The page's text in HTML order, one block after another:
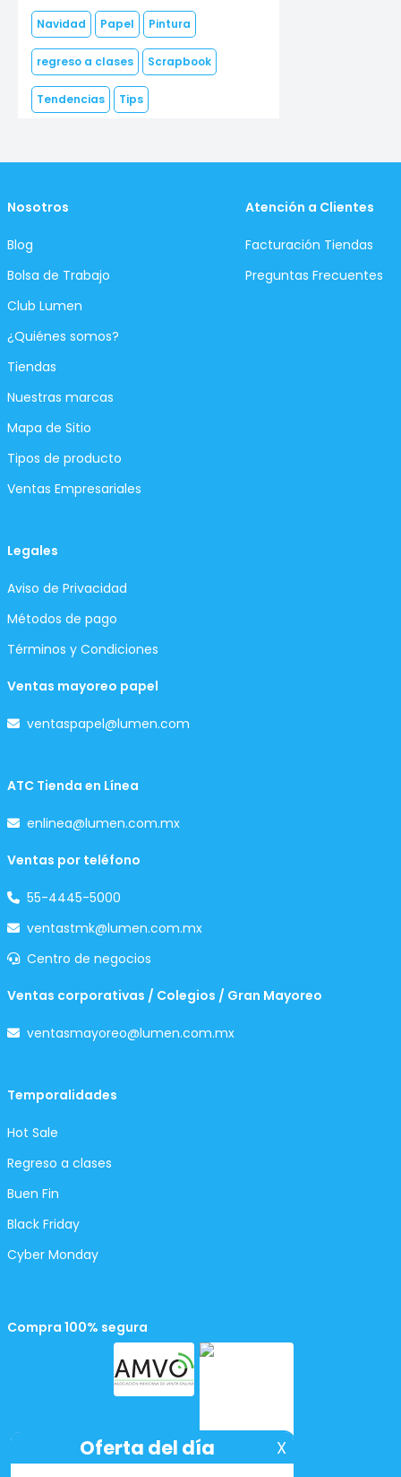
Navidad Papel Pintura
regreso a clases Scrapbook
Tendencias Tips
Nosotros
Blog
Bolsa de Trabajo
Club Lumen
¿Quiénes somos?
Tiendas
Nuestras marcas
Mapa de Sitio
Tipos de producto
Ventas Empresariales
Atención a Clientes
Facturación Tiendas
Preguntas Frecuentes
Legales
Aviso de Privacidad
Métodos de pago
Términos y Condiciones
Ventas mayoreo papel
ventaspapel@lumen.com
ATC Tienda en Línea
enlinea@lumen.com.mx
Ventas por teléfono
55-4445-5000
ventastmk@lumen.com.mx
Centro de negocios
Ventas corporativas / Colegios / Gran Mayoreo
ventasmayoreo@lumen.com.mx
Temporalidades
Hot Sale
Regreso a clases
Buen Fin
Black Friday
Cyber Monday
Compra 100% segura